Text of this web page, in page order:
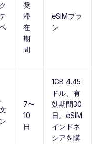
奨
滞
在
期
間
eSIMプラ
ン
7〜
10
日
1GB 4.45
ドル、有
効期間30
日。eSIM
インドネ
シアを購